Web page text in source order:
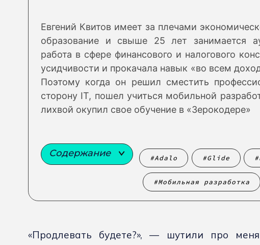
Евгений Квитов имеет за плечами
образование и свыше 25 лет занимается
работа в сфере финансового и налогового
усидчивости и прокачала навык «во всем
Поэтому когда он решил сместить
сторону IT, пошел учиться мобильной
лихвой окупил свое обучение в «Зерокодере»
Содержание Adalo Glide
Мобильная разработка
«Продлевать будете?», — шутили про